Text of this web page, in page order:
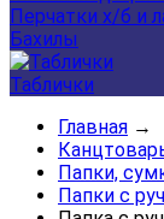
Перчатки х/б и
Бахилы
Таблички
Главная →
Папки,
Папки с